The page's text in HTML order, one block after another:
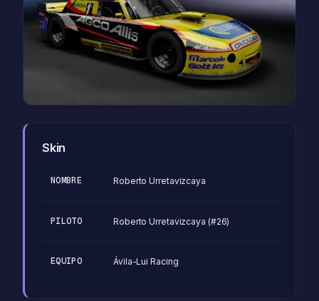
Skin
NOMBRE Roberto Urretavizcaya
PILOTO Roberto Urretavizcaya (#26)
EQUIPO Ávila-Lui Racing